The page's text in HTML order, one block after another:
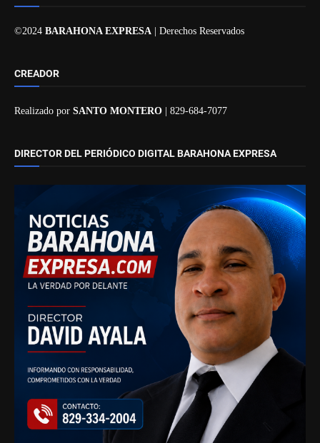
©2024 BARAHONA EXPRESA | Derechos Reservados
CREADOR
Realizado por SANTO MONTERO | 829-684-7077
DIRECTOR DEL PERIÓDICO DIGITAL BARAHONA EXPRESA